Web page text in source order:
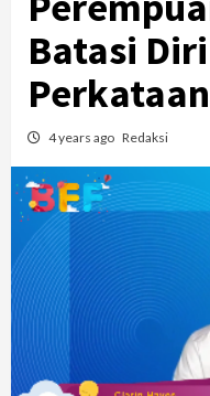
Batasi
4 years ago Redaksi